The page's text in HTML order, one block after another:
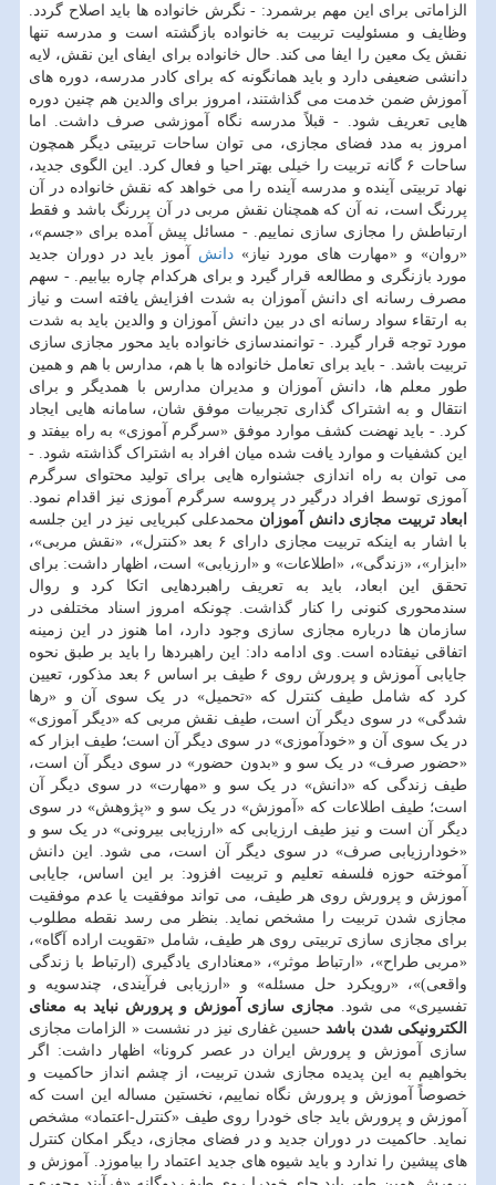
الزاماتی برای این مهم برشمرد: - نگرش خانواده ها باید اصلاح گردد.
وظایف و مسئولیت تربیت به خانواده بازگشته است و مدرسه تنها
نقش یک معین را ایفا می کند. حال خانواده برای ایفای این نقش، لایه
دانشی ضعیفی دارد و باید همانگونه که برای کادر مدرسه، دوره های
آموزش ضمن خدمت می گذاشتند، امروز برای والدین هم چنین دوره
هایی تعریف شود. - قبلاً مدرسه نگاه آموزشی صرف داشت. اما
امروز به مدد فضای مجازی، می توان ساحات تربیتی دیگر همچون
ساحات ۶ گانه تربیت را خیلی بهتر احیا و فعال کرد. این الگوی جدید،
نهاد تربیتی آینده و مدرسه آینده را می خواهد که نقش خانواده در آن
پررنگ است، نه آن که همچنان نقش مربی در آن پررنگ باشد و فقط
ارتباطش را مجازی سازی نماییم. - مسائل پیش آمده برای «جسم»،
«روان» و «مهارت های مورد نیاز» دانش آموز باید در دوران جدید
مورد بازنگری و مطالعه قرار گیرد و برای هرکدام چاره بیابیم. - سهم
مصرف رسانه ای دانش آموزان به شدت افزایش یافته است و نیاز
به ارتقاء سواد رسانه ای در بین دانش آموزان و والدین باید به شدت
مورد توجه قرار گیرد. - توانمندسازی خانواده باید محور مجازی سازی
تربیت باشد. - باید برای تعامل خانواده ها با هم، مدارس با هم و همین
طور معلم ها، دانش آموزان و مدیران مدارس با همدیگر و برای
انتقال و به اشتراک گذاری تجربیات موفق شان، سامانه هایی ایجاد
کرد. - باید نهضت کشف موارد موفق «سرگرم آموزی» به راه بیفتد و
این کشفیات و موارد یافت شده میان افراد به اشتراک گذاشته شود. -
می توان به راه اندازی جشنواره هایی برای تولید محتوای سرگرم
آموزی توسط افراد درگیر در پروسه سرگرم آموزی نیز اقدام نمود.
ابعاد تربیت مجازی دانش آموزان محمدعلی کبریایی نیز در این جلسه
با اشار به اینکه تربیت مجازی دارای ۶ بعد «کنترل»، «نقش مربی»،
«ابزار»، «زندگی»، «اطلاعات» و «ارزیابی» است، اظهار داشت: برای
تحقق این ابعاد، باید به تعریف راهبردهایی اتکا کرد و روال
سندمحوری کنونی را کنار گذاشت. چونکه امروز اسناد مختلفی در
سازمان ها درباره مجازی سازی وجود دارد، اما هنوز در این زمینه
اتفاقی نیفتاده است. وی ادامه داد: این راهبردها را باید بر طبق نحوه
جایابی آموزش و پرورش روی ۶ طیف بر اساس ۶ بعد مذکور، تعیین
کرد که شامل طیف کنترل که «تحمیل» در یک سوی آن و «رها
شدگی» در سوی دیگر آن است، طیف نقش مربی که «دیگر آموزی»
در یک سوی آن و «خودآموزی» در سوی دیگر آن است؛ طیف ابزار که
«حضور صرف» در یک سو و «بدون حضور» در سوی دیگر آن است،
طیف زندگی که «دانش» در یک سو و «مهارت» در سوی دیگر آن
است؛ طیف اطلاعات که «آموزش» در یک سو و «پژوهش» در سوی
دیگر آن است و نیز طیف ارزیابی که «ارزیابی بیرونی» در یک سو و
«خودارزیابی صرف» در سوی دیگر آن است، می شود. این دانش
آموخته حوزه فلسفه تعلیم و تربیت افزود: بر این اساس، جایابی
آموزش و پرورش روی هر طیف، می تواند موفقیت یا عدم موفقیت
مجازی شدن تربیت را مشخص نماید. بنظر می رسد نقطه مطلوب
برای مجازی سازی تربیتی روی هر طیف، شامل «تقویت اراده آگاه»،
«مربی طراح»، «ارتباط موثر»، «معناداری یادگیری (ارتباط با زندگی
واقعی)»، «رویکرد حل مسئله» و «ارزیابی فرآیندی، چندسویه و
تفسیری» می شود. مجازی سازی آموزش و پرورش نباید به معنای
الکترونیکی شدن باشدحسین غفاری نیز در نشست « الزامات مجازی
سازی آموزش و پرورش ایران در عصر کرونا» اظهار داشت: اگر
بخواهیم به این پدیده مجازی شدن تربیت، از چشم انداز حاکمیت و
خصوصاً آموزش و پرورش نگاه نماییم، نخستین مساله این است که
آموزش و پرورش باید جای خودرا روی طیف «کنترل-اعتماد» مشخص
نماید. حاکمیت در دوران جدید و در فضای مجازی، دیگر امکان کنترل
های پیشین را ندارد و باید شیوه های جدید اعتماد را بیاموزد. آموزش و